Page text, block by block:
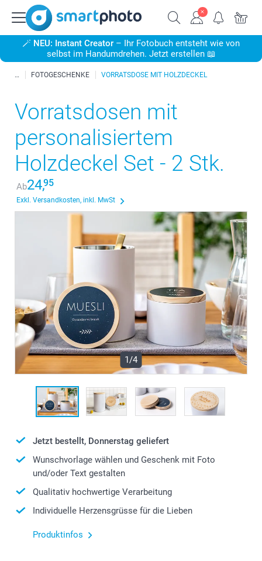
🪄 NEU: Instant Creator – Ihr Fotobuch entsteht wie von
selbst im Handumdrehen. Jetzt erstellen 📖
FOTOGESCHENKE VORRATSDOSE MIT HOLZDECKEL
Vorratsdosen mit
personalisiertem
Holzdeckel Set - 2 Stk.
Ab24,95
Exkl. Versandkosten, inkl. MwSt
1/4
Jetzt bestellt, Donnerstag geliefert
Wunschvorlage wählen und Geschenk mit Foto
und/oder Text gestalten
Qualitativ hochwertige Verarbeitung
Individuelle Herzensgrüsse für die Lieben
Produktinfos